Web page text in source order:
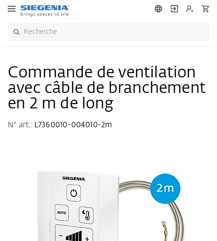
Commande de ventilation
avec câble de branchement
en 2 m de long
N° art.: L7360010-004010-2m